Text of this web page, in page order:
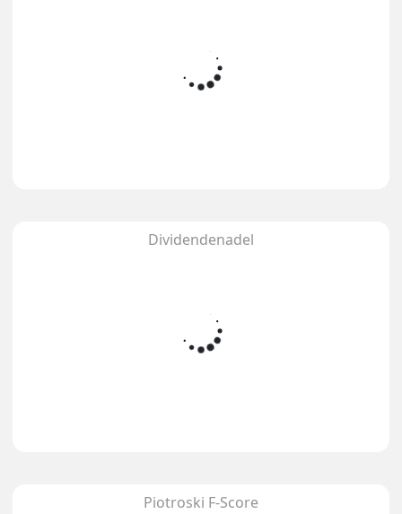
Dividendenadel
Piotroski F-Score